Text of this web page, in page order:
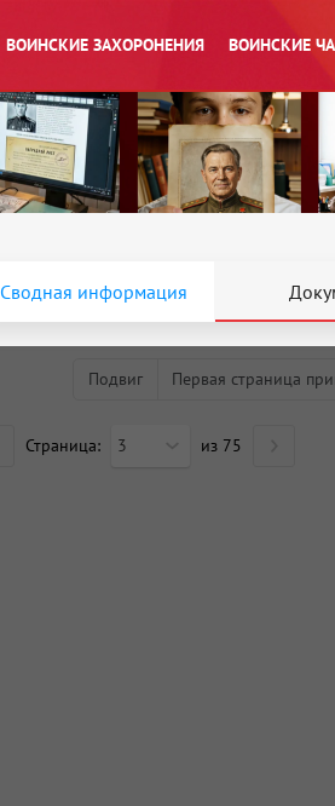
ВОИНСКИЕ ЗАХОРОНЕНИЯ ВОИНСКИЕ
Сводная информация
Подвиг Первая страница
Страница: 3 из 75